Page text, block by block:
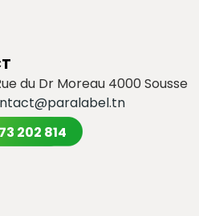
du Dr Moreau 4000 Sousse
202 814